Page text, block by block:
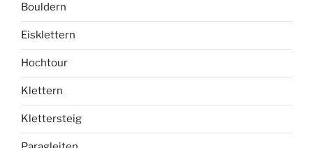
Bouldern
Eisklettern
Hochtour
Klettern
Klettersteig